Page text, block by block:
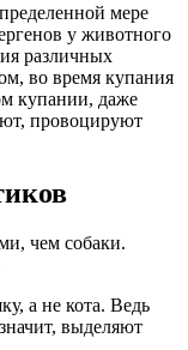
мере
у животного
различных
во время купания
купании, даже
провоцируют
чем собаки.
а не кота. Ведь
выделяют